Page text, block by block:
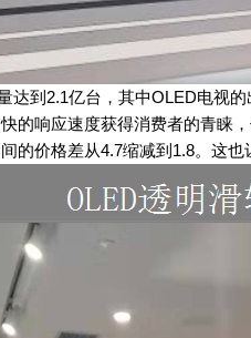
到2.1亿台，其中OLED电视的
响应速度获得消费者的青睐
的价格差从4.7缩减到1.8。这也